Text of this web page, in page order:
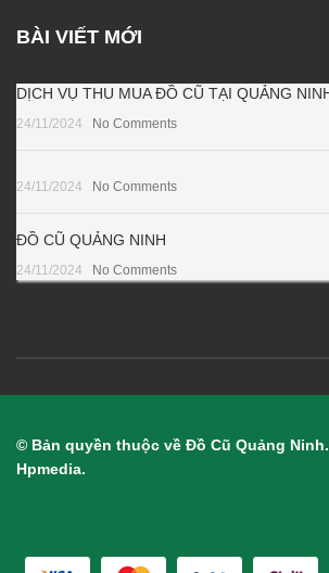
BÀI VIẾT MỚI
DỊCH VỤ THU MUA ĐỒ CŨ TẠI QUẢNG
24/11/2024 No Comments
24/11/2024 No Comments
ĐỒ CŨ QUẢNG NINH
24/11/2024 No Comments
© Bản quyền thuộc về Đồ Cũ Quảng
Hpmedia.